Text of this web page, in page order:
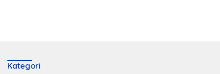
Kategori